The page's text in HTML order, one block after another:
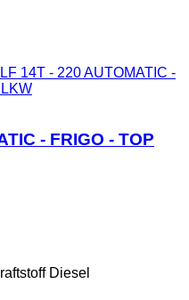
14T - 220 AUTOMATIC -
- FRIGO - TOP
Diesel